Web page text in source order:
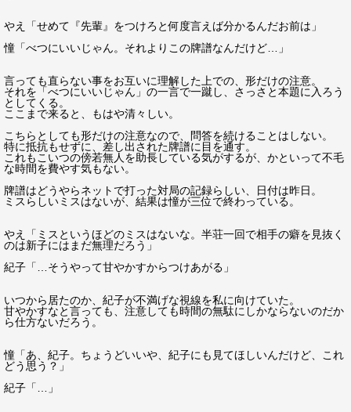
やえ「せめて『先輩』をつけろと何度言えば分かるんだお前は」
憧「べつにいいじゃん。それよりこの牌譜なんだけど…」
言っても直らない事をお互いに理解した上での、形だけの注意。
それを「べつにいいじゃん」の一言で一蹴し、さっさと本題に入ろう
としてくる。
ここまで来ると、もはや清々しい。
こちらとしても形だけの注意なので、問答を続けることはしない。
特に抵抗もせずに、差し出された牌譜に目を通す。
これもこいつの傍若無人を助長している気がするが、かといって不毛
な時間を費やす気もない。
牌譜はどうやらネットで打った対局の記録らしい、日付は昨日。
ミスらしいミスはないが、結果は憧が三位で終わっている。
やえ「ミスというほどのミスはないな。半荘一回で相手の癖を見抜く
のは新子にはまだ無理だろう」
紀子「…そうやって甘やかすからつけあがる」
いつから居たのか、紀子が不満げな視線を私に向けていた。
甘やかすなと言っても、注意しても時間の無駄にしかならないのだか
ら仕方ないだろう。
憧「あ、紀子。ちょうどいいや、紀子にも見てほしいんだけど、これ
どう思う？」
紀子「…」